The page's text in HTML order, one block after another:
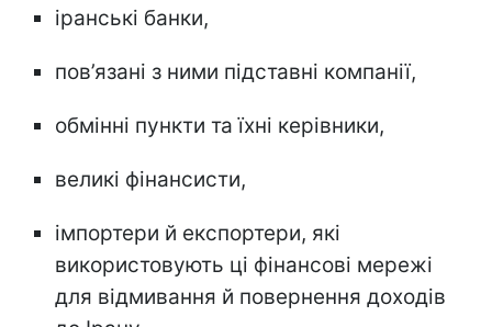
іранські банки,
пов’язані з ними підставні компанії,
обмінні пункти та їхні керівники,
великі фінансисти,
імпортери й експортери, які
використовують ці фінансові мережі
для відмивання й повернення доходів